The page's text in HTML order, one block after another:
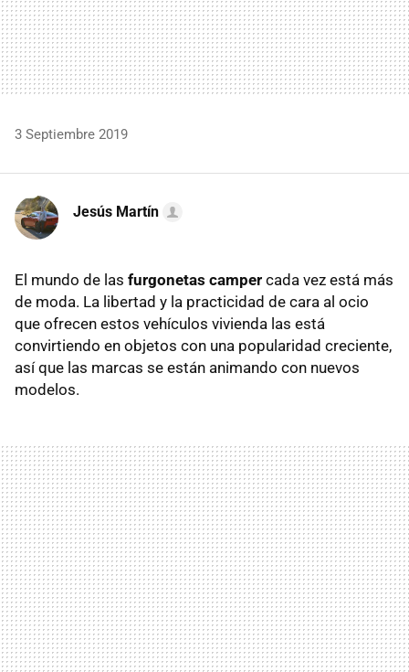
3 Septiembre 2019
Jesús Martín
El mundo de las furgonetas camper cada vez está más
de moda. La libertad y la practicidad de cara al ocio
que ofrecen estos vehículos vivienda las está
convirtiendo en objetos con una popularidad creciente,
así que las marcas se están animando con nuevos
modelos.